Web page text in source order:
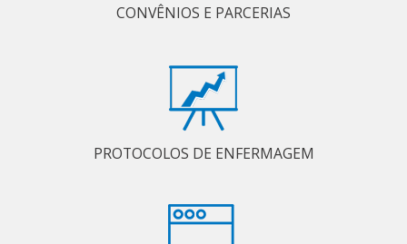
CONVÊNIOS E PARCERIAS
PROTOCOLOS DE ENFERMAGEM